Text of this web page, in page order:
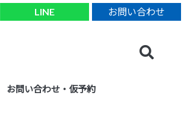
お問い合わせ
LINE
お問い合わせ・仮予約